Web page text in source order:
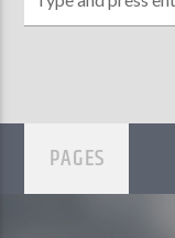
PAGES